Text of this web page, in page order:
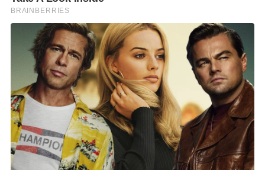
ครอบคลุมทุกมิติการให้บริการ รวมถึงโครงสร้างพื้นฐาน
ต่างๆ ภายในโรงพยาบาล ผู้ประเมินคุณภาพของ JCI จะ
ทำการตรวจสอบในทุกขั้นตอนของการดูแลรักษาผู้ป่วย
อีกทั้งการันตีด้วยรางวัล Quality Choice Prize 2025 โดย
European Society for Quality Research (ESQR) ณ กรุง
สต๊อกโฮล์ม ประเทศสวีเดน พร้อมรางวัลคุณภาพจาก
หลายเวทีในประเทศ อาทิ รางวัล Bangkok GREEN &
CLEAN Hospital Plus (BKKGC+) ระดับทอง (Gold)
ประจำปี 2565-2566, รางวัลด้านความร่วมมือระหว่าง
องค์กร ‘Collaboration GOLD AWARD’ และรางวัลด้าน